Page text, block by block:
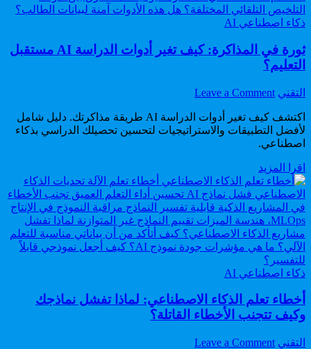
أفضل
النتائج
Posted
ذكاء اصطناعي AI
ثورة في المذاكرة: كيف تغير أدوات الدراسة AI مستقبل
التعليم؟
Author:
التقني Leave a Comment
on
في
المذاكرة:
الدراسة
AI
مستقبل
التعليم؟
اكتشف كيف تغير أدوات الدراسة AI طريقة مذاكرتك. دليل شامل
لأفضل التطبيقات والاستراتيجيات لتحسين تحصيلك الدراسي بذكاء
اصطناعي.
اقرا المزيد
في
المذاكرة:
كيف
تغير
أدوات
الدراسة
مستقبل
Posted
ذكاء اصطناعي AI
أخطاء تعلم الذكاء الاصطناعي: لماذا تفشل نماذجك
وكيف تتجنب الأخطاء القاتلة؟
Author:
التقني Leave a Comment
on